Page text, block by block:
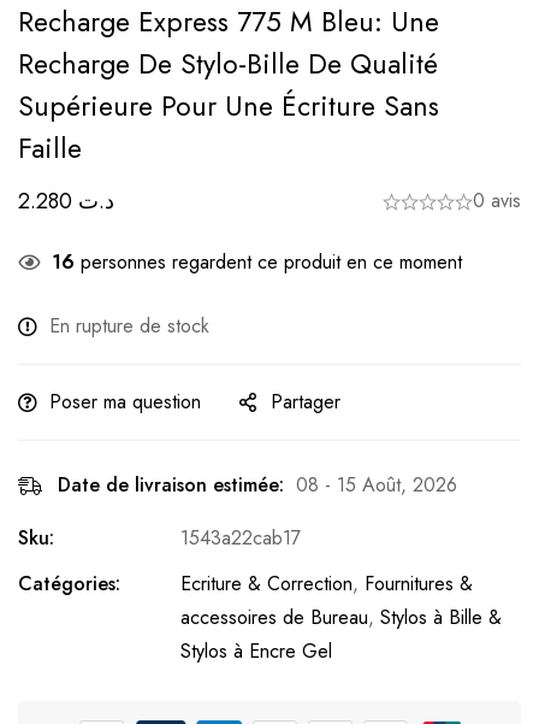
Recharge Express 775 M Bleu: Une
Recharge De Stylo-Bille De Qualité
Supérieure Pour Une Écriture Sans
Faille
د.ت 0 avis
16 personnes regardent ce produit en ce moment
En rupture de stock
Poser ma question Partager
Date de livraison estimée: 08 - 15 Août, 2026
Sku:
1543a22cab17
Catégories:
Ecriture & Correction, Fournitures &
accessoires de Bureau, Stylos à Bille &
Stylos à Encre Gel